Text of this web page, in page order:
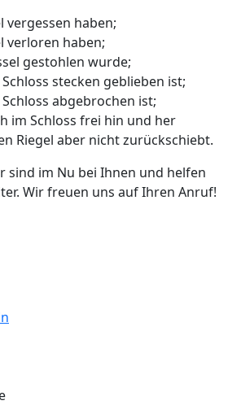
vergessen haben;
verloren haben;
gestohlen wurde;
stecken geblieben ist;
abgebrochen ist;
im Schloss frei hin und her
Riegel aber nicht zurückschiebt.
sind im Nu bei Ihnen und helfen
Wir freuen uns auf Ihren Anruf!